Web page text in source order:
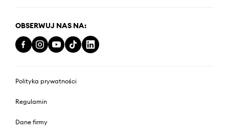
OBSERWUJ NAS NA:
Polityka prywatności
Regulamin
Dane firmy